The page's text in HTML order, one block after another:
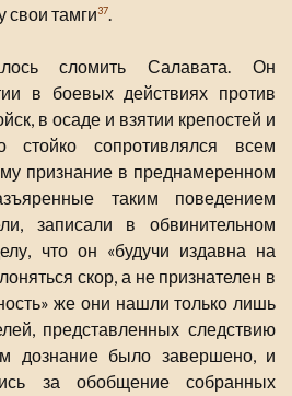
свои тамги37.
сломить Салавата. Он
в боевых действиях против
в осаде и взятии крепостей и
стойко сопротивлялся всем
признание в преднамеренном
таким поведением
записали в обвинительном
что он «будучи издавна на
скор, а не признателен в
же они нашли только лишь
представленных следствию
дознание было завершено, и
за обобщение собранных